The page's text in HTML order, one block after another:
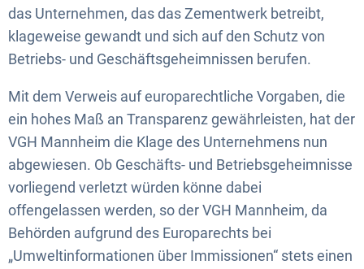
das Unternehmen, das das Zementwerk betreibt,
klageweise gewandt und sich auf den Schutz von
Betriebs- und Geschäftsgeheimnissen berufen.
Mit dem Verweis auf europarechtliche Vorgaben, die
ein hohes Maß an Transparenz gewährleisten, hat der
VGH Mannheim die Klage des Unternehmens nun
abgewiesen. Ob Geschäfts- und Betriebsgeheimnisse
vorliegend verletzt würden könne dabei
offengelassen werden, so der VGH Mannheim, da
Behörden aufgrund des Europarechts bei
„Umweltinformationen über Immissionen“ stets einen